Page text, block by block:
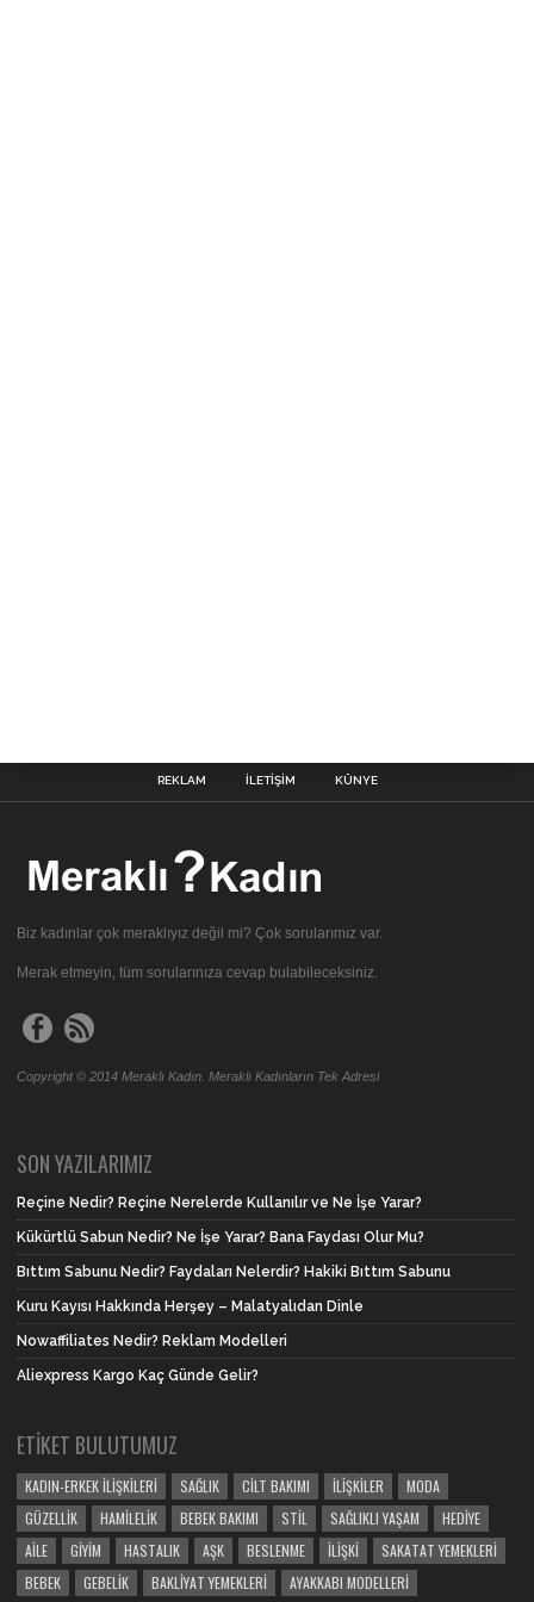
REKLAM İLETIŞIM KÜNYE
Biz kadınlar çok meraklıyız değil mi? Çok sorularımız var.
Merak etmeyin, tüm sorularınıza cevap bulabileceksiniz.
Copyright © 2014 Meraklı Kadın. Meraklı Kadınların Tek Adresi
SON YAZILARIMIZ
Reçine Nedir? Reçine Nerelerde Kullanılır ve Ne İşe Yarar?
Kükürtlü Sabun Nedir? Ne İşe Yarar? Bana Faydası Olur Mu?
Bıttım Sabunu Nedir? Faydaları Nelerdir? Hakiki Bıttım Sabunu
Kuru Kayısı Hakkında Herşey – Malatyalıdan Dinle
Nowaffiliates Nedir? Reklam Modelleri
Aliexpress Kargo Kaç Günde Gelir?
ETIKET BULUTUMUZ
KADIN-ERKEK İLIŞKILERI SAĞLIK CILT BAKIMI İLIŞKILER
MODA
GÜZELLIK
HAMILELIK BEBEK BAKIMI STIL SAĞLIKLI YAŞAM
HEDIYE
AILE
GIYIM HASTALIK AŞK BESLENME İLIŞKI
SAKATAT YEMEKLERI
BEBEK
GEBELIK BAKLIYAT YEMEKLERI AYAKKABI MODELLERI